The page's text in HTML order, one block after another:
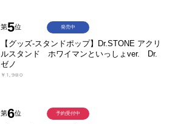
第5位
【グッズ-スタンドポップ】Dr.STONE アクリ
ルスタンド ホワイマンといっしょver. Dr.
ゼノ
￥1,980
発売中
第6位 予約受付中